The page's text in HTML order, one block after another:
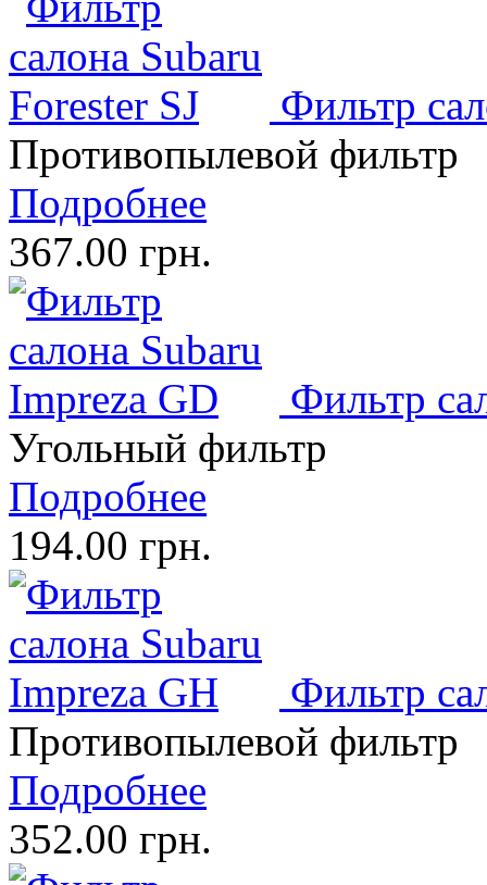
Фильтр
Противопылевой фильтр
Подробнее
367.00 грн.
Фильтр
Угольный фильтр
Подробнее
194.00 грн.
Фильтр
Противопылевой фильтр
Подробнее
352.00 грн.